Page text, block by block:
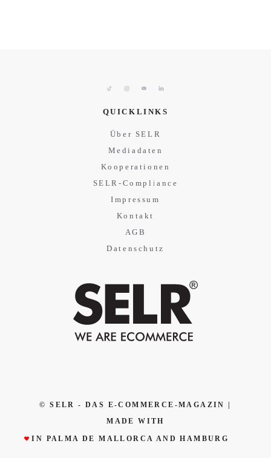
QUICKLINKS
Über SELR
Mediadaten
Kooperationen
SELR-Compliance
Impressum
Kontakt
AGB
Datenschutz
© SELR - DAS E-COMMERCE-MAGAZIN |
MADE WITH
IN PALMA DE MALLORCA AND HAMBURG